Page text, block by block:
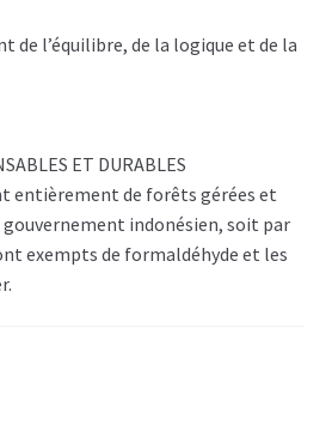
de l’équilibre, de la logique et de la
ET DURABLES
entièrement de forêts gérées et
indonésien, soit par
exempts de formaldéhyde et les